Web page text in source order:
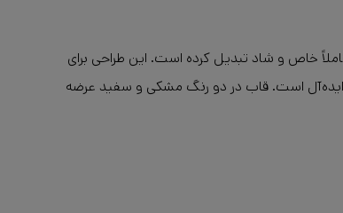
خاص و شاد تبدیل کرده است. این طراحی برای
ایده‌آل است. قاب در دو رنگ مشکی و سفید عرضه